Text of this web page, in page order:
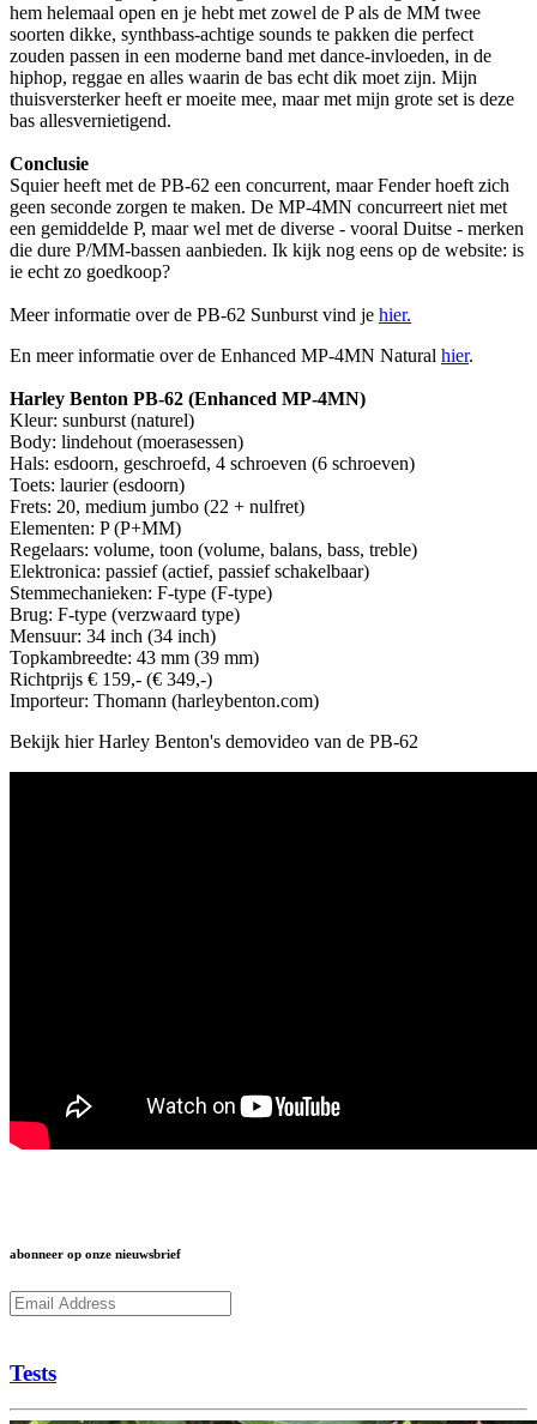
hem helemaal open en je hebt met zowel de P als de MM twee
soorten dikke, synthbass-achtige sounds te pakken die perfect
zouden passen in een moderne band met dance-invloeden, in de
hiphop, reggae en alles waarin de bas echt dik moet zijn. Mijn
thuisversterker heeft er moeite mee, maar met mijn grote set is deze
bas allesvernietigend.
Conclusie
Squier heeft met de PB-62 een concurrent, maar Fender hoeft zich
geen seconde zorgen te maken. De MP-4MN concurreert niet met
een gemiddelde P, maar wel met de diverse - vooral Duitse - merken
die dure P/MM-bassen aanbieden. Ik kijk nog eens op de website: is
ie echt zo goedkoop?
Meer informatie over de PB-62 Sunburst vind je hier.
En meer informatie over de Enhanced MP-4MN Natural hier.
Harley Benton PB-62 (Enhanced MP-4MN)
Kleur: sunburst (naturel)
Body: lindehout (moerasessen)
Hals: esdoorn, geschroefd, 4 schroeven (6 schroeven)
Toets: laurier (esdoorn)
Frets: 20, medium jumbo (22 + nulfret)
Elementen: P (P+MM)
Regelaars: volume, toon (volume, balans, bass, treble)
Elektronica: passief (actief, passief schakelbaar)
Stemmechanieken: F-type (F-type)
Brug: F-type (verzwaard type)
Mensuur: 34 inch (34 inch)
Topkambreedte: 43 mm (39 mm)
Richtprijs € 159,- (€ 349,-)
Importeur: Thomann (harleybenton.com)
Bekijk hier Harley Benton's demovideo van de PB-62
abonneer op onze nieuwsbrief
Tests